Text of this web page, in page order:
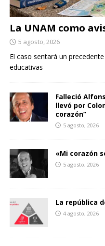
La UNAM como
5 agosto, 2026
El caso sentará un
educativas
Falleció
llevó por
corazón”
5 agosto, 2026
«Mi corazón
5 agosto, 2026
La república
4 agosto, 2026